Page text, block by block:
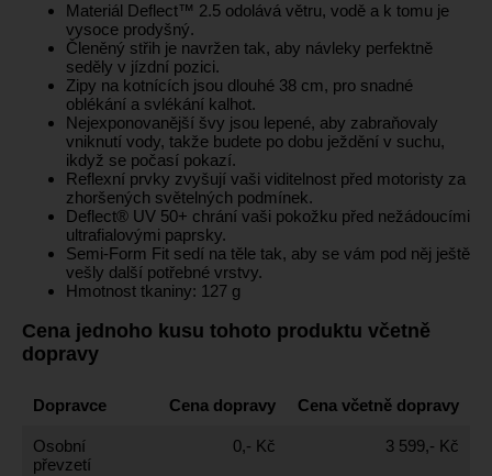
Materiál Deflect™ 2.5 odolává větru, vodě a k tomu je
vysoce prodyšný.
Členěný střih je navržen tak, aby návleky perfektně
seděly v jízdní pozici.
Zipy na kotnících jsou dlouhé 38 cm, pro snadné
oblékání a svlékání kalhot.
Nejexponovanější švy jsou lepené, aby zabraňovaly
vniknutí vody, takže budete po dobu ježdění v suchu,
ikdyž se počasí pokazí.
Reflexní prvky zvyšují vaši viditelnost před motoristy za
zhoršených světelných podmínek.
Deflect® UV 50+ chrání vaši pokožku před nežádoucími
ultrafialovými paprsky.
Semi-Form Fit sedí na těle tak, aby se vám pod něj ještě
vešly další potřebné vrstvy.
Hmotnost tkaniny: 127 g
Cena jednoho kusu tohoto produktu včetně
dopravy
Dopravce Cena dopravy Cena včetně dopravy
Osobní
převzetí
0,- Kč 3 599,- Kč